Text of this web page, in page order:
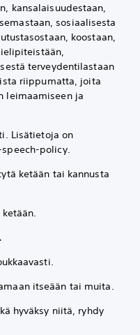
kansalaisuudestaan,
sosiaalisesta
koostaan,
terveydentilastaan
riippumatta, joita
leimaamiseen ja
Lisätietoja on
policy.
ketään tai kannusta
itseään tai muita.
hyväksy niitä, ryhdy